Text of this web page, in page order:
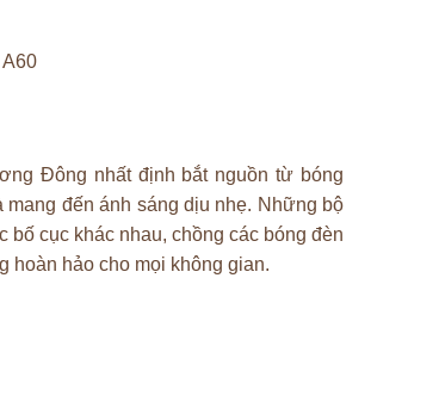
Đông nhất định bắt nguồn từ bóng
đến ánh sáng dịu nhẹ. Những bộ
cục khác nhau, chồng các bóng đèn
hoàn hảo cho mọi không gian.